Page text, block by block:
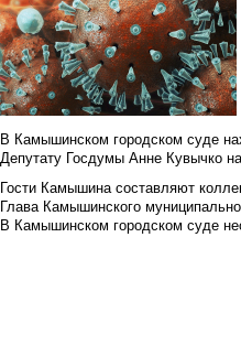
В Камышинском городском суде
Депутату Госдумы Анне Кувычко
Гости Камышина составляют
Глава Камышинского
В Камышинском городском суде